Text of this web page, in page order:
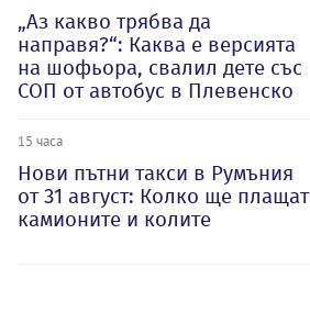
„Аз какво трябва да
направя?“: Каква е версията
на шофьора, свалил дете със
СОП от автобус в Плевенско
15 часа
Нови пътни такси в Румъния
от 31 август: Колко ще плащат
камионите и колите